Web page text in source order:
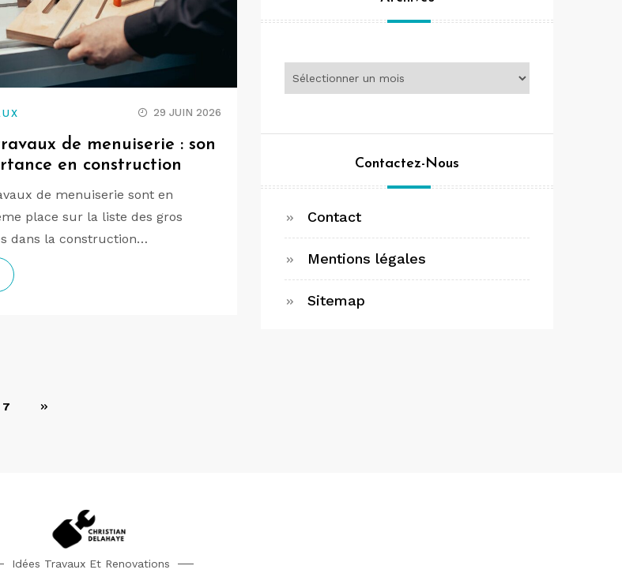
29 JUIN 2026
de menuiserie : son
en construction
de menuiserie sont en
place sur la liste des gros
dans la construction…
7
Contactez-Nous
Contact
Mentions légales
Sitemap
Idées Travaux Et Renovations